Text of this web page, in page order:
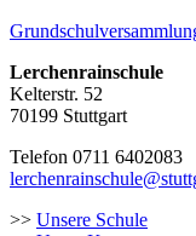
Lerchenrainschule
Kelterstr. 52
70199 Stuttgart
Telefon 0711 6402083
>> Unsere Schule